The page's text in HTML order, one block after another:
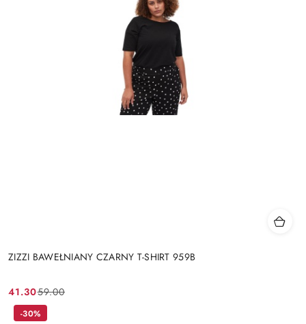
ZIZZI BAWEŁNIANY CZARNY T-SHIRT 959B
Cena
promocyjna:
41.30
Cena
przed
59.00
-30%